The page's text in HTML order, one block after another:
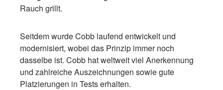
Rauch grillt.
Seitdem wurde Cobb laufend entwickelt und
modernisiert, wobei das Prinzip immer noch
dasselbe ist. Cobb hat weltweit viel Anerkennung
und zahlreiche Auszeichnungen sowie gute
Platzierungen in Tests erhalten.